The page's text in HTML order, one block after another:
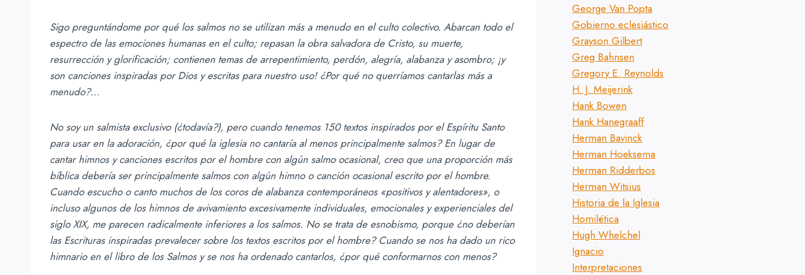
Sigo preguntándome por qué los salmos no se utilizan más a menudo en el culto colectivo. Abarcan todo el
espectro de las emociones humanas en el culto; repasan la obra salvadora de Cristo, su muerte,
resurrección y glorificación; contienen temas de arrepentimiento, perdón, alegría, alabanza y asombro; ¡y
son canciones inspiradas por Dios y escritas para nuestro uso! ¿Por qué no querríamos cantarlas más a
menudo?…
No soy un salmista exclusivo (¿todavía?), pero cuando tenemos 150 textos inspirados por el Espíritu Santo
para usar en la adoración, ¿por qué la iglesia no cantaría al menos principalmente salmos? En lugar de
cantar himnos y canciones escritos por el hombre con algún salmo ocasional, creo que una proporción más
bíblica debería ser principalmente salmos con algún himno o canción ocasional escrito por el hombre.
Cuando escucho o canto muchos de los coros de alabanza contemporáneos «positivos y alentadores», o
incluso algunos de los himnos de avivamiento excesivamente individuales, emocionales y experienciales del
siglo XIX, me parecen radicalmente inferiores a los salmos. No se trata de esnobismo, porque ¿no deberían
las Escrituras inspiradas prevalecer sobre los textos escritos por el hombre? Cuando se nos ha dado un rico
himnario en el libro de los Salmos y se nos ha ordenado cantarlos, ¿por qué conformarnos con menos?
George Van Popta
Gobierno eclesiástico
Grayson Gilbert
Greg Bahnsen
Gregory E. Reynolds
H. J. Meijerink
Hank Bowen
Hank Hanegraaff
Herman Bavinck
Herman Hoeksema
Herman Ridderbos
Herman Witsius
Historia de la Iglesia
Homilética
Hugh Whelchel
Ignacio
Interpretaciones